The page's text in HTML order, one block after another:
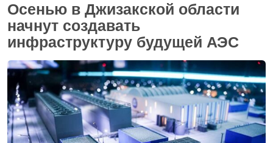
Осенью в Джизакской области
начнут создавать
инфраструктуру будущей АЭС